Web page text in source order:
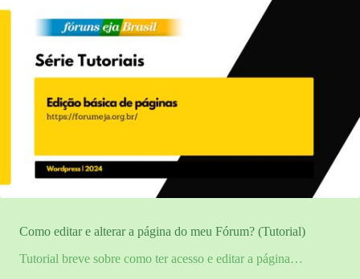
Como editar e alterar a página do meu Fórum? (Tutorial)
Tutorial breve sobre como ter acesso e editar a página…